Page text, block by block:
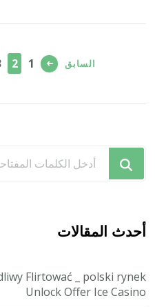
صفحات
السابق صفحة
1
2
هل
تبحث
ما؟
أحدث المقالات
Flirtować _ polski rynek
Unlock Offer Ice Casino